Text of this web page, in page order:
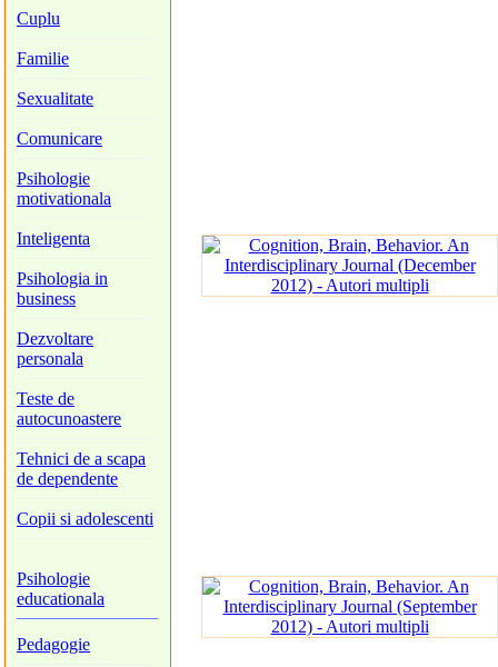
Cuplu
Familie
Sexualitate
Comunicare
Psihologie
motivationala
Inteligenta
Psihologia in
business
Dezvoltare
personala
Teste de
autocunoastere
Tehnici de a scapa
de dependente
Copii si adolescenti
Psihologie
educationala
Pedagogie